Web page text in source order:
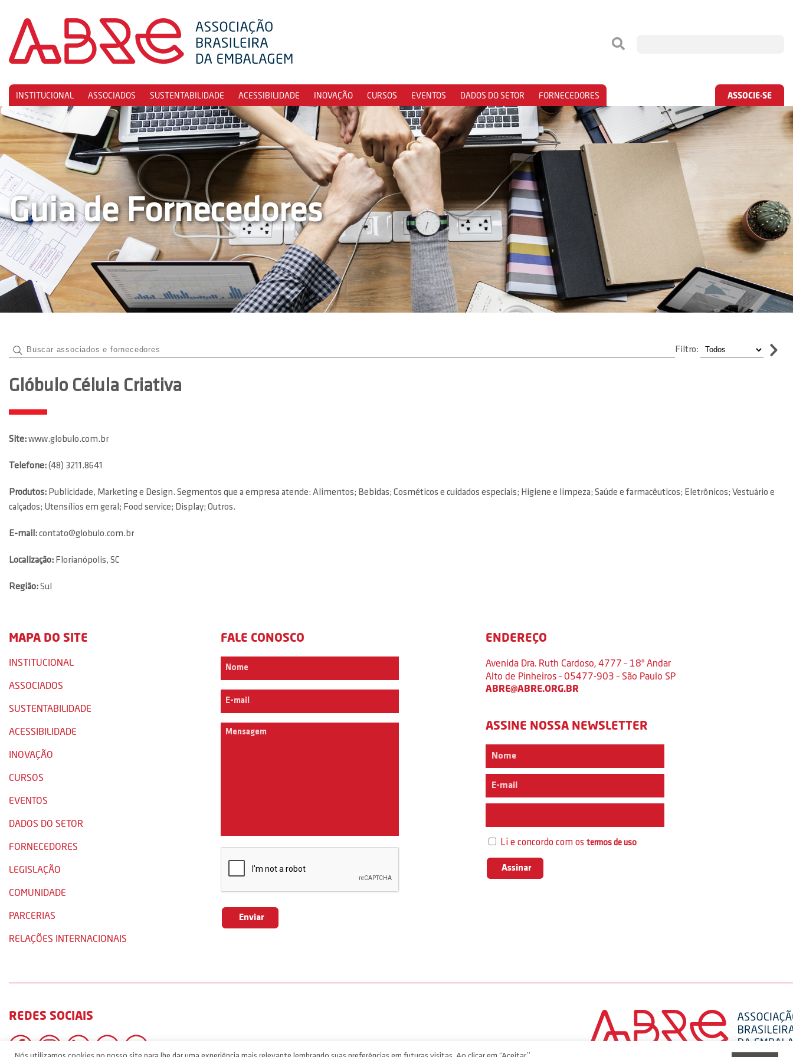
INSTITUCIONAL ASSOCIADOS SUSTENTABILIDADE ACESSIBILIDADE INOVAÇÃO CURSOS EVENTOS DADOS DO SETOR FORNECEDORES ASSOCIE-SE
Guia de Fornecedores
Filtro:
Glóbulo Célula Criativa
Site:www.globulo.com.br
Telefone:(48) 3211.8641
Produtos: Publicidade, Marketing e Design. Segmentos que a empresa atende: Alimentos; Bebidas; Cosméticos e cuidados especiais; Higiene e limpeza; Saúde e farmacêuticos; Eletrônicos; Vestuário e
calçados; Utensílios em geral; Food service; Display; Outros.
E-mail:contato@globulo.com.br
Localização: Florianópolis, SC
Região:Sul
MAPA DO SITE
INSTITUCIONAL
ASSOCIADOS
SUSTENTABILIDADE
ACESSIBILIDADE
INOVAÇÃO
CURSOS
EVENTOS
DADOS DO SETOR
FORNECEDORES
LEGISLAÇÃO
COMUNIDADE
PARCERIAS
RELAÇÕES INTERNACIONAIS
FALE CONOSCO ENDEREÇO
Avenida Dra. Ruth Cardoso, 4777 – 18º Andar
Alto de Pinheiros – 05477-903 – São Paulo SP
ABRE@ABRE.ORG.BR
ASSINE NOSSA NEWSLETTER
Li e concordo com ostermos de uso
REDES SOCIAIS